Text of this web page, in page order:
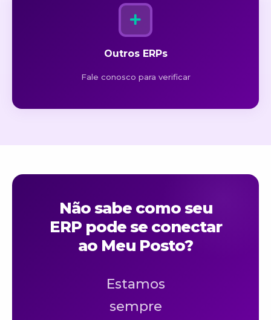
Outros ERPs
Fale conosco para verificar
Não sabe como seu
ERP pode se conectar
ao Meu Posto?
Estamos
sempre